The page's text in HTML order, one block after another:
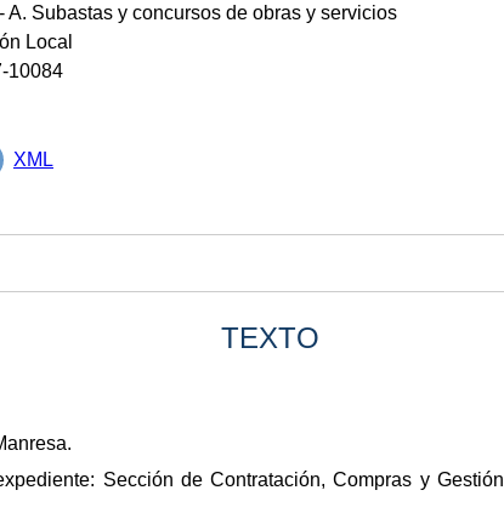
- A. Subastas y concursos de obras y servicios
Local
10084
XML
TEXTO
Sección de Contratación, Compras y